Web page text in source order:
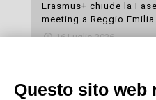
Erasmus+ chiude la
meeting a Reggio Emilia
16 Luglio 2026
Esami di laboratorio
cura della propria salute
Questo sito web